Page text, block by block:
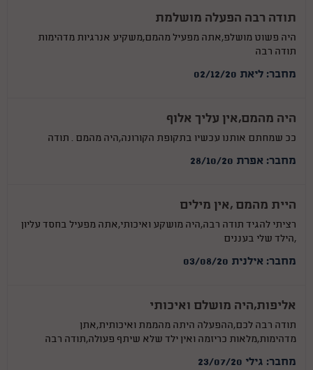
תודה רבה הפעלה מושלמת
היה פשוט מושלפ,אתה מפעיל מהמם,משקיע אנרגיות מדהימות
תודה רבה
מחבר: ליאת 02/12/20
היה מהמם,אין עליך אלוף
ככ שמחתם אותנו עכשיו בתקופת הקורונה,היה מהמם . תודה
מחבר: אפרת 28/10/20
היית מהמם ,אין מילים
רציתי להגיד תודה רבה,היה מושקע ואיכותי,אתה מפעיל בחסד עליון
,הילד שלי בעננים
מחבר: אילנית 03/08/20
אליפות,היה מושלם ואיכותי
תודה רבה לכם,ההפעלה היתה מהממת ואיכותית,אתן
מדהימות,מלאות כריזמה ואין ילד שלא שיתף פעולה,תודה רבה
מחבר: גילי 23/07/20